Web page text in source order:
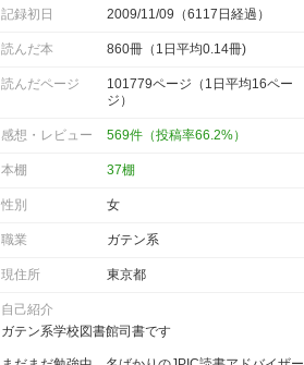
記録初日 2009/11/09（6117日経過）
読んだ本 860冊（1日平均0.14冊)
読んだページ
101779ページ（1日平均16ペー
ジ）
感想・レビュー 569件（投稿率66.2%）
本棚 37棚
性別 女
職業 ガテン系
現住所 東京都
自己紹介
ガテン系学校図書館司書です